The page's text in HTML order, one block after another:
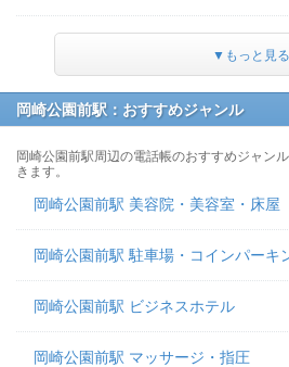
▼もっと見る
岡崎公園前駅：おすすめジャンル
岡崎公園前駅周辺の電話帳のおすすめジャン
きます。
岡崎公園前駅 美容院・美容室・床屋
岡崎公園前駅 駐車場・コインパーキ
岡崎公園前駅 ビジネスホテル
岡崎公園前駅 マッサージ・指圧